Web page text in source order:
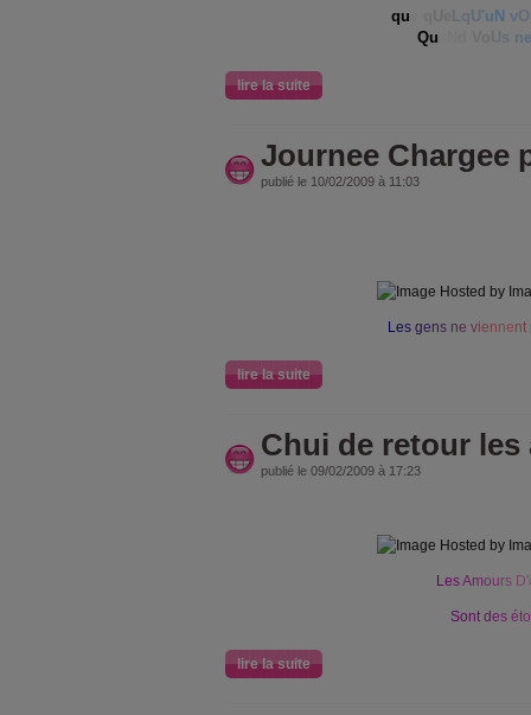
qu
qU'uN vO
Qu
s ne
lire la suite
Journee Chargee
publié le 10/02/2009 à 11:03
Les gens ne viennent
lire la suite
Chui de retour les
publié le 09/02/2009 à 17:23
LesAmours D'
Sont des éto
lire la suite